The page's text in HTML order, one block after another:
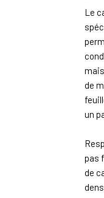
Le
de
un
pas
de